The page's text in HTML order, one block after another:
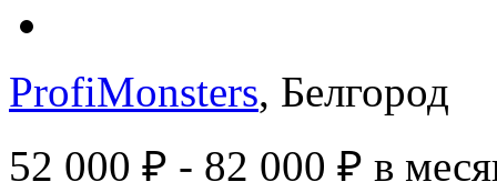
ProfiMonsters, Белгород
52 000 ₽ - 82 000 ₽ в